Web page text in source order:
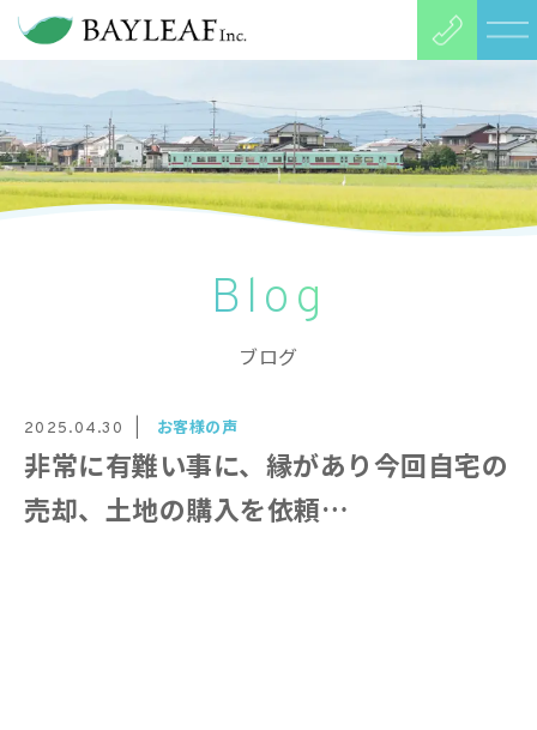
Blog
ブログ
2025.04.30 お客様の声
非常に有難い事に、縁があり今回自宅の
売却、土地の購入を依頼…